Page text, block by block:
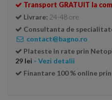
Transport GRATUIT la
Livrare: 24-48 ore
Consultanta de
contact@bagno.ro
Plateste in rate prin
29 lei - Vezi detalii
Finantare 100 % online